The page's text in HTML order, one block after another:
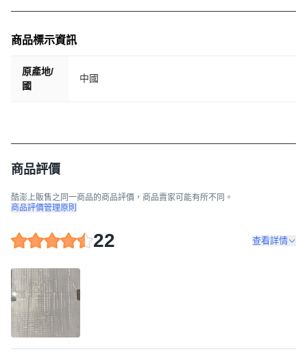
商品標示資訊
原產地/
國
中國
商品評價
酷澎上販售之同一商品的商品評價，商品賣家可能有所不同。
商品評價管理原則
22 查看詳情